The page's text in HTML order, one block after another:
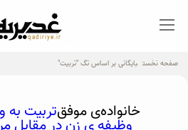
qadiriye.ir
نشریه ی غدیریه-بیانات
صفحه نخست بایگانی بر اساس تگ "تربیت"
خانواده‌‌ی موفقتربیت